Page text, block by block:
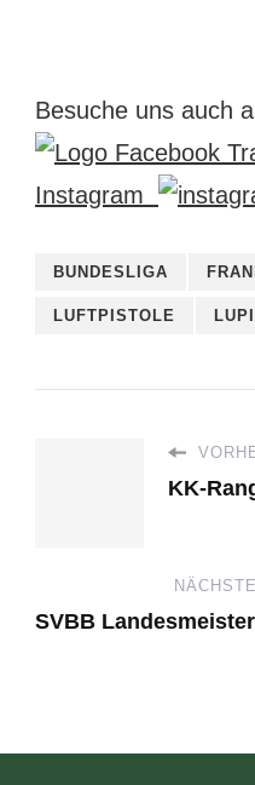
Besuche uns auch
Instagram
BUNDESLIGA
LUFTPISTOLE LUPI
KK-
SVBB